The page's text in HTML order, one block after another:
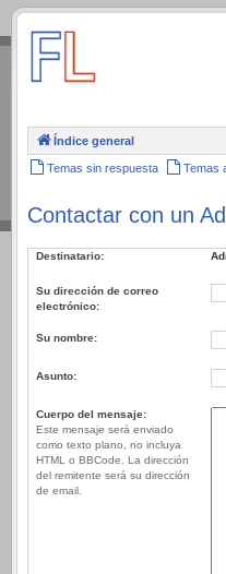
.
Índice general
Temas sin respuesta Temas
Contactar con un
Destinatario:
Su dirección de correo
electrónico:
Su nombre:
Asunto:
Cuerpo del mensaje:
Este mensaje será enviado
como texto plano, no incluya
HTML o BBCode. La dirección
del remitente será su dirección
de email.